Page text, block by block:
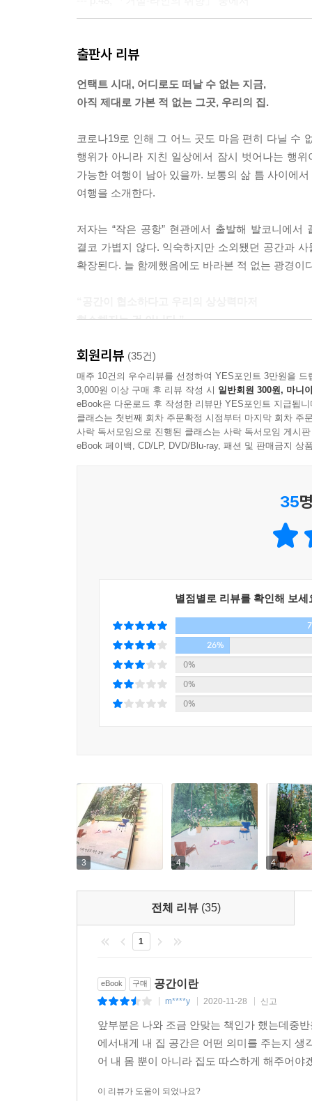
다. 이곳에서 때론 절망하고 자주 슬퍼하고 종종
--- p.85, 「침대-우리, 반 평의 공간」 중에서
앉아 있거나 광란의 퍼포먼스를 감행하며 자신의
하는 장소를 넘어 심리적인 요구needs를 처리하는
--- p.114, 「화장실-당신만큼 낮아지는 곳」 중에서
고 있는 게 아닐까. 미니멀한 방식으로 맥시멀하
도 기쁨도 윤리도 공감도 모두 미니멀한 상태로 살
--- p.140, 「창고-순수 박물관」 중에서
어떤 장소에 있든, 우리가 어떤 방식으로 보는지
대 거울 앞에서 화장이나 면도를 하지 않을 때,
그리고 그때 내 얼굴은 하나의 풍경이 된다.
--- p.171, 「거울-최초의 자화상」 중에서
있다. 다시 질문을 던지자. 사물에게 감정이 없을까
--- p.187, 「냉장고-냉장고를 안은 밤」 중에서
는 것 같았다. 내게 지는 해를 보는 일은 무엇인가
--- p.196, 「발코니-체념과 슬픔이 우리에게 주는
마음껏 공상하고 싶을 때는 구석에 놓인 의자로,
낸 빛과 그림자 속으로, 용기 있는 체념과 포기가
그렇게 특별한 것 없는 생활이 차곡차곡 쌓여서
출판사 리뷰
언택트 시대, 어디로도 떠날 수 없는 지금,
아직 제대로 가본 적 없는 그곳, 우리의 집.
코로나19로 인해 그 어느 곳도 마음 편히 다닐 수
행위가 아니라 지친 일상에서 잠시 벗어나는 행
가능한 여행이 남아 있을까. 보통의 삶 틈 사이에
여행을 소개한다.
저자는 “작은 공항” 현관에서 출발해 발코니에
결코 가볍지 않다. 익숙하지만 소외됐던 공간과
확장된다. 늘 함께했음에도 바라본 적 없는 광경이
협소해지는 건 아니다.”
이전에도 집으로 여행을 떠난 이가 있었다. 그의
가택연금형을 선고받는다. 원인은 전혀 다르지
과학 등 지대한 관심사를 녹여 『내 방 여행하는
예술 작품에 대한 향유와 어린 날의 추억, 그리고
집만을 둘러본다고 해서 결코 밋밋한 여행이 아니
포착하게 된다. 지난한 일상도 분명 특별히 기억될
“여행은 구경이 아니라 발견”이라는 말처럼 여
바라보는 여행자의 시선을 얻게 된다.
“언제든 갈 수 있지만,
아직 제대로 가본 적 없는 그곳에서
그들과 우리의 내밀한 감정을 적어갈 수 있기를.”
상황은 점점 나아지리라 믿지만 이번 사태로 모
회원리뷰 (35건)
매주 10건의 우수리뷰를 선정하여 YES포인트 3만원을 드
3,000원 이상 구매 후 리뷰 작성 시 일반회원 300원, 마니
eBook은 다운로드 후 작성한 리뷰만 YES포인트 지급됩니
클래스는 첫번째 회차 주문확정 시점부터 마지막 회차 주
사락 독서모임으로 진행된 클래스는 사락 독서모임 게시
eBook 페이백, CD/LP, DVD/Blu-ray, 패션 및 판매금지 상
35
별점별로 리뷰를 확인해 보세
26%
0%
0%
0%
3 4 4
전체 리뷰 (35)
1
eBook 구매 공간이란
m****y 2020-11-28 신고
앞부분은 나와 조금 안맞는 책인가 했는데중
에서내게 내 집 공간은 어떤 의미를 주는지
어 내 몸 뿐이 아니라 집도 따스하게 해주어
이 리뷰가 도움이 되었나요?